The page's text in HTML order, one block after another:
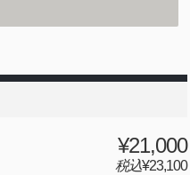
¥21,000
税込¥23,100